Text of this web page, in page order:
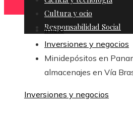
Cultura y ocio
Responsabilidad Social
Inicio
Inversiones y negocios
Minidepósitos en
almacenajes en Vía
Inversiones y negocios